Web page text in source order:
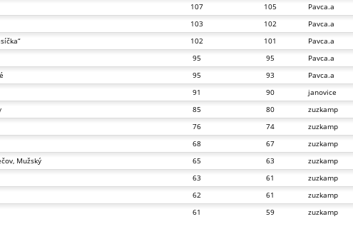
107 105
Pavca.a
103 102
Pavca.a
102 101
Pavca.a
95 95
Pavca.a
95 93
Pavca.a
91 90 janovice
85 80
zuzkamp
76 74
zuzkamp
68 67
zuzkamp
Mužský
65 63
zuzkamp
63 61
zuzkamp
62 61
zuzkamp
61 59 zuzkamp